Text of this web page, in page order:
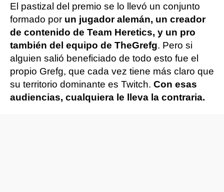
El pastizal del premio se lo llevó un conjunto
formado por un jugador alemán, un creador
de contenido de Team Heretics, y un pro
también del equipo de TheGrefg. Pero si
alguien salió beneficiado de todo esto fue el
propio Grefg, que cada vez tiene más claro que
su territorio dominante es Twitch. Con esas
audiencias, cualquiera le lleva la contraria.